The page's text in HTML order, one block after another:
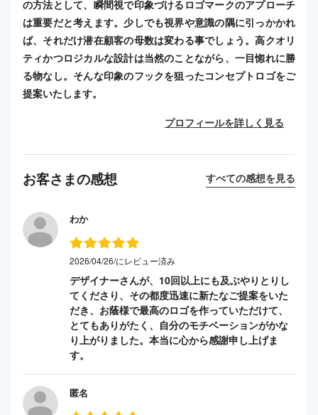
の方法として、瞬間視で印象づけるロゴマークのアプローチ
は重要だと考えます。少しでも視界や意識の隅に引っかかれ
ば、それだけ潜在顧客の母数は変わる事でしょう。高クオリ
ティかつロジカルな設計は当然のことながら、一目惚れに勝
る物なし。そんな印象のフックを狙ったコンセプトロゴをご
提案いたします。
プロフィールを詳しく見る
お客さまの感想 すべての感想を見る
わか
2026/04/26/にレビュー済み
デザイナーさんが、10回以上にも及ぶやりとりし
てくださり、その都度迅速に新たなご提案をいた
だき、お蔭様で最高のロゴを作っていただけて、
とてもありがたく、自分のモチベーションがかな
り上がりました。本当に心から感謝申し上げま
す。
匿名